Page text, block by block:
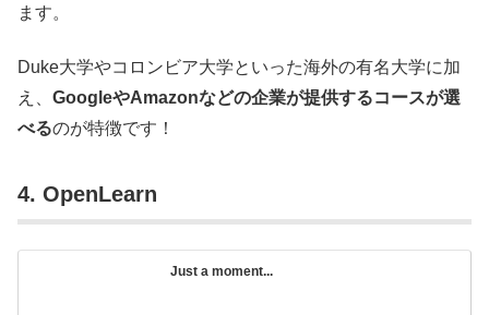
ます。
Duke大学やコロンビア大学といった海外の有名大学に加
え、 GoogleやAmazonなどの企業が提供するコースが選
べるのが特徴です！
4. OpenLearn
Just a moment...